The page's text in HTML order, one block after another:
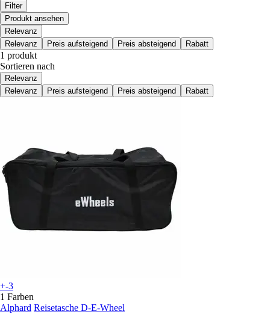
Filter
Produkt ansehen
Relevanz
Relevanz
Preis aufsteigend Preis absteigend Rabatt
1 produkt
Sortieren nach
Relevanz
Relevanz
Preis aufsteigend Preis absteigend Rabatt
+-3
1 Farben
Alphard Reisetasche D-E-Wheel